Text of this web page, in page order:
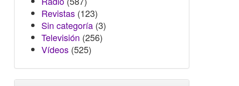
Revistas (123)
Sin categoría (3)
Televisión (256)
Vídeos (525)